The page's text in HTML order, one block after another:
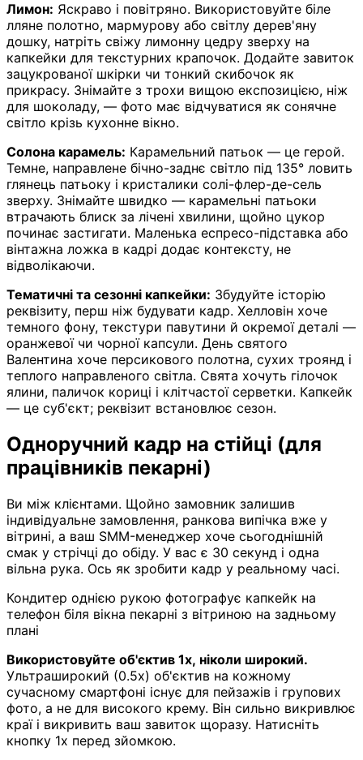
Лимон: Яскраво і повітряно. Використовуйте біле
лляне полотно, мармурову або світлу дерев'яну
дошку, натріть свіжу лимонну цедру зверху на
капкейки для текстурних крапочок. Додайте завиток
зацукрованої шкірки чи тонкий скибочок як
прикрасу. Знімайте з трохи вищою експозицією, ніж
для шоколаду, — фото має відчуватися як сонячне
світло крізь кухонне вікно.
Солона карамель: Карамельний патьок — це герой.
Темне, направлене бічно-заднє світло під 135° ловить
глянець патьоку і кристалики солі-флер-де-сель
зверху. Знімайте швидко — карамельні патьоки
втрачають блиск за лічені хвилини, щойно цукор
починає застигати. Маленька еспресо-підставка або
вінтажна ложка в кадрі додає контексту, не
відволікаючи.
Тематичні та сезонні капкейки: Збудуйте історію
реквізиту, перш ніж будувати кадр. Хелловін хоче
темного фону, текстури павутини й окремої деталі —
оранжевої чи чорної капсули. День святого
Валентина хоче персикового полотна, сухих троянд і
теплого направленого світла. Свята хочуть гілочок
ялини, паличок кориці і клітчастої серветки. Капкейк
— це суб'єкт; реквізит встановлює сезон.
Одноручний кадр на стійці (для
працівників пекарні)
Ви між клієнтами. Щойно замовник залишив
індивідуальне замовлення, ранкова випічка вже у
вітрині, а ваш SMM-менеджер хоче сьогоднішній
смак у стрічці до обіду. У вас є 30 секунд і одна
вільна рука. Ось як зробити кадр у реальному часі.
Кондитер однією рукою фотографує капкейк на
телефон біля вікна пекарні з вітриною на задньому
плані
Використовуйте об'єктив 1x, ніколи широкий.
Ультраширокий (0.5x) об'єктив на кожному
сучасному смартфоні існує для пейзажів і групових
фото, а не для високого крему. Він сильно викривлює
краї і викривить ваш завиток щоразу. Натисніть
кнопку 1x перед зйомкою.